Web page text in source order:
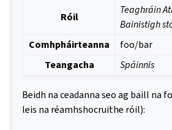
Róil
Teaghráin
Bainistigh
Comhpháirteanna
foo/bar
Teangacha
Spáinnis
Beidh na ceadanna seo ag baill na
leis na réamhshocruithe róil):